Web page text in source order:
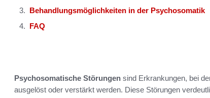
Behandlungsmöglichkeiten in der Psychosomatik
FAQ
Psychosomatische Störungen sind Erkrankungen, bei
ausgelöst oder verstärkt werden. Diese Störungen